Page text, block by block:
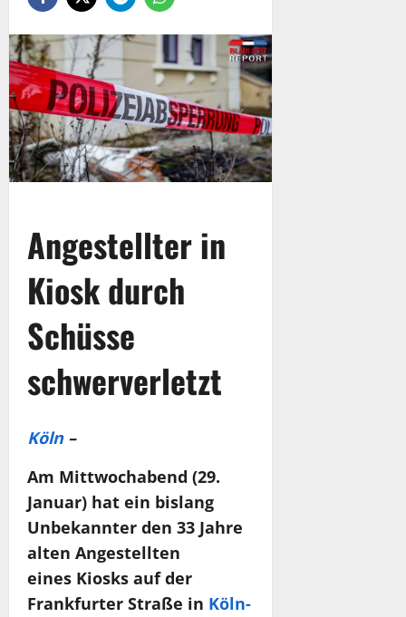
Angestellter in
Kiosk durch
Schüsse
schwerverletzt
Köln–
Am Mittwochabend (29.
Januar) hat ein bislang
Unbekannter den 33 Jahre
alten Angestellten
eines Kiosks auf der
Frankfurter Straße in Köln-